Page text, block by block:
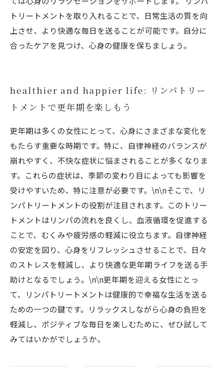
トリートメントを取り入れることで、日常生活の質を向
上させ、より快適な毎日を送ることが可能です。自分に
合ったケアを見つけ、心身の健康を保ちましょう。
healthier and happier life: リンパトリー
トメントで更年期を楽しもう
更年期は多くの女性にとって、心身にさまざまな変化を
もたらす重要な時期です。特に、自律神経のバランスが
崩れやすく、不快な症状に悩まされることが多くなりま
す。これらの症状は、季節の変わり目によっても影響を
受けやすいため、特に注意が必要です。\n\nそこで、リ
ンパトリートメントの役割が注目されます。このトリー
トメントはリンパの流れを良くし、血液循環を促進する
ことで、むくみや疲労感の軽減に役立ちます。自律神経
の安定を図り、心身をリフレッシュさせることで、日々
のストレスを軽減し、より快適な更年期ライフを送る手
助けとなるでしょう。\n\n更年期を迎える女性にとっ
て、リンパトリートメントは健康的で幸福な生活を送る
ための一つの鍵です。リラックスしながら心身の負担を
軽減し、ポジティブな毎日を楽しむために、ぜひ試して
みてはいかがでしょうか。